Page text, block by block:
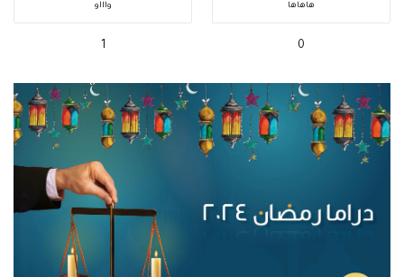
هاهاها
0
واااو
1